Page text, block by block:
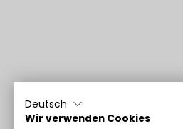
Deutsch
Wir verwenden Cookies